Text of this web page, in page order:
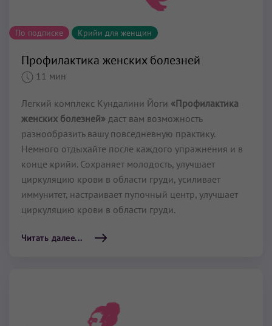
По подписке Крийи для женщин
Профилактика женских болезней
11 мин
Легкий комплекс Кундалини Йоги «Профилактика
женских болезней» даст вам возможность
разнообразить вашу повседневную практику.
Немного отдыхайте после каждого упражнения и в
конце крийи. Сохраняет молодость, улучшает
циркуляцию крови в области груди, усиливает
иммунитет, настраивает пупочный центр, улучшает
циркуляцию крови в области груди.
Читать далее...